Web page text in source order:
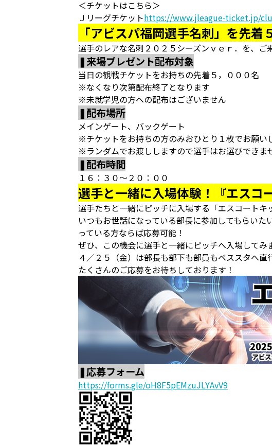
＜チケットはこちら＞
Ｊリーグチケットhttps://www.jleague-ticket.jp/
「アビスパ福岡選手名刺」を先着
選手のレアな名刺２０２５シーズンｖｅｒ．を、ご
❚来場プレゼント配布対象
当日の観戦チケットをお持ちの先着５，０００名
※なくなり次第配布終了となります
※未就学児の方への配布はございません
❚配布場所
メインゲート、バックゲート
※チケットをお持ちの方のみおひとり１枚でお願い
※ランダムでお渡ししますので選手はお選びできま
❚配布時間
１６：３０～２０：００
選手と一緒に入場体験！『エスコ
選手たちと一緒にピッチに入場する「エスコートキ
いつもお世話になっている部長に参加してもらい
っている方ならば応募可能！
ぜひ、この機会に選手と一緒にピッチへ入場してみ
４／２５（金）は部長も部下も部員もベススタへ直
たくさんのご応募をお待ちしております！
❚応募フォーム
https://forms.gle/oH8F5pEMzuJLYAvV9